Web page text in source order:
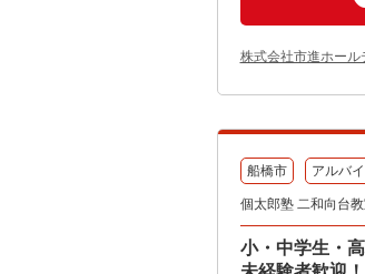
株式会社市進ホール
船橋市 アルバイ
個太郎塾 二和向台
小・中学生・